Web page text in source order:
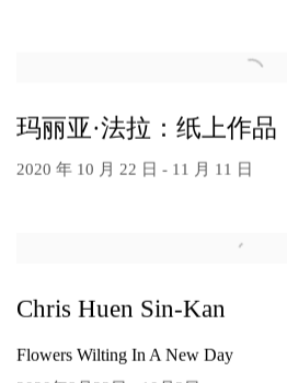
玛丽亚·法拉：纸上作品
2020 年 10 月 22 日 - 11 月 11 日
Chris Huen Sin-Kan
Flowers Wilting In A New Day